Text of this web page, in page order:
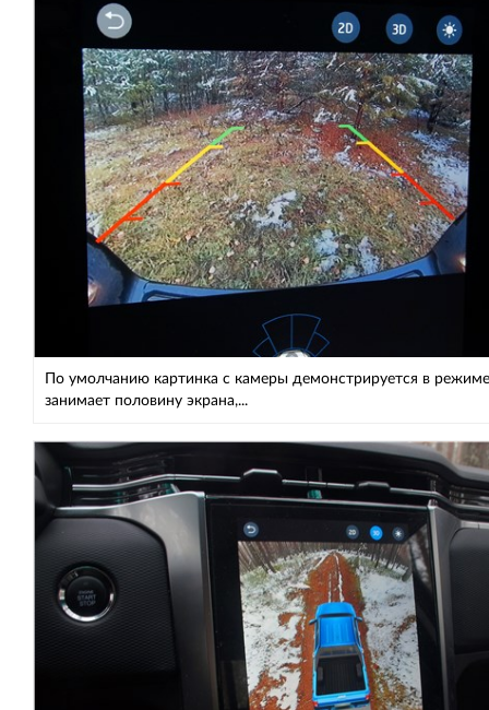
По умолчанию картинка с камеры демонстрируется в
занимает половину экрана,...